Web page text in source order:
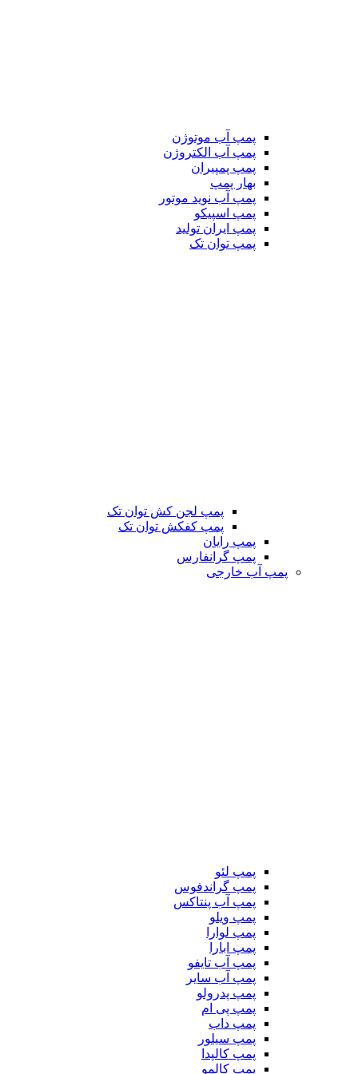
پمپ آب موتوژن
پمپ آب الکتروژن
پمپ پمپیران
بهار پمپ
پمپ آب نوید موتور
پمپ اسپیکو
پمپ ایران تولید
پمپ توان تک
پمپ لجن کش توان تک
پمپ کفکش توان تک
پمپ رایان
پمپ گرانفارس
پمپ آب خارجی
پمپ لئو
پمپ گراندفوس
پمپ آب پنتاکس
پمپ ویلو
پمپ لوارا
پمپ ابارا
پمپ آب تایفو
پمپ آب سایر
پمپ پدرولو
پمپ پی ام
پمپ داب
پمپ سیلور
پمپ کالپدا
پمپ کالمو